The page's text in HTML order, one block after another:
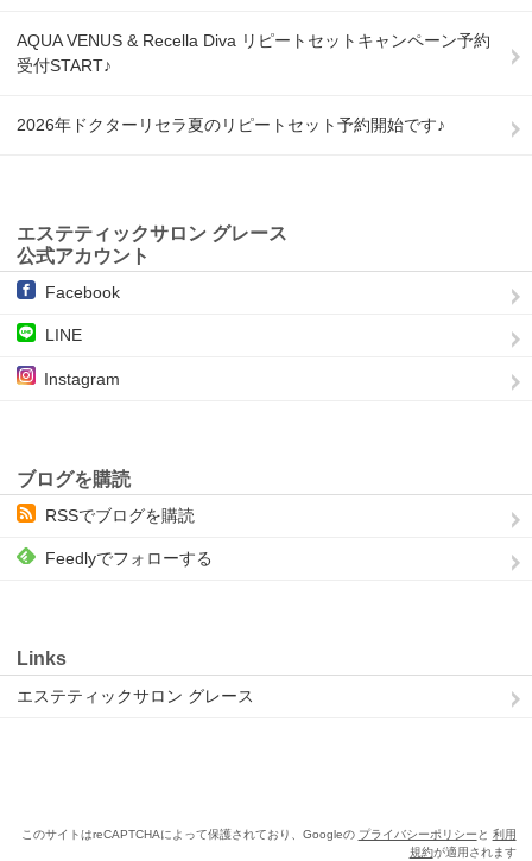
AQUA VENUS & Recella Diva リピートセットキャンペーン予約
受付START♪
2026年ドクターリセラ夏のリピートセット予約開始です♪
エステティックサロン グレース
公式アカウント
Facebook
LINE
Instagram
ブログを購読
RSSでブログを購読
Feedlyでフォローする
Links
エステティックサロン グレース
このサイトはreCAPTCHAによって保護されており、Googleの プライバシーポリシー と 利用
規約が適用されます